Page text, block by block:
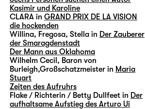
Kasimir und Karoline
CLARA in GRAND PRIX DE LA VISION
die hockenden
Willina, Fregosa, Stella in Der Zauberer
der Smaragdenstadt
Der Mann aus Oklahoma
Wilhelm Cecil, Baron von
Burleigh,Großschatzmeister in Maria
Stuart
Zeiten des Aufruhrs
Flake / Richterin / Betty Dullfeet in Der
aufhaltsame Aufstieg des Arturo Ui